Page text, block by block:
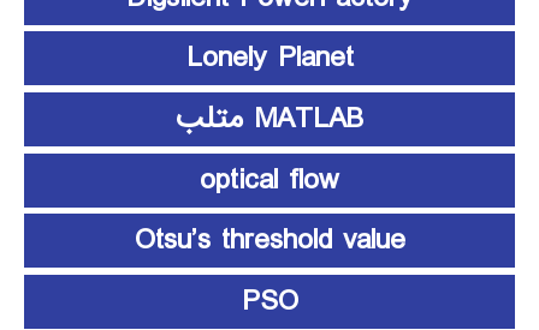
Lonely Planet
MATLAB متلب
optical flow
Otsu’s threshold value
PSO